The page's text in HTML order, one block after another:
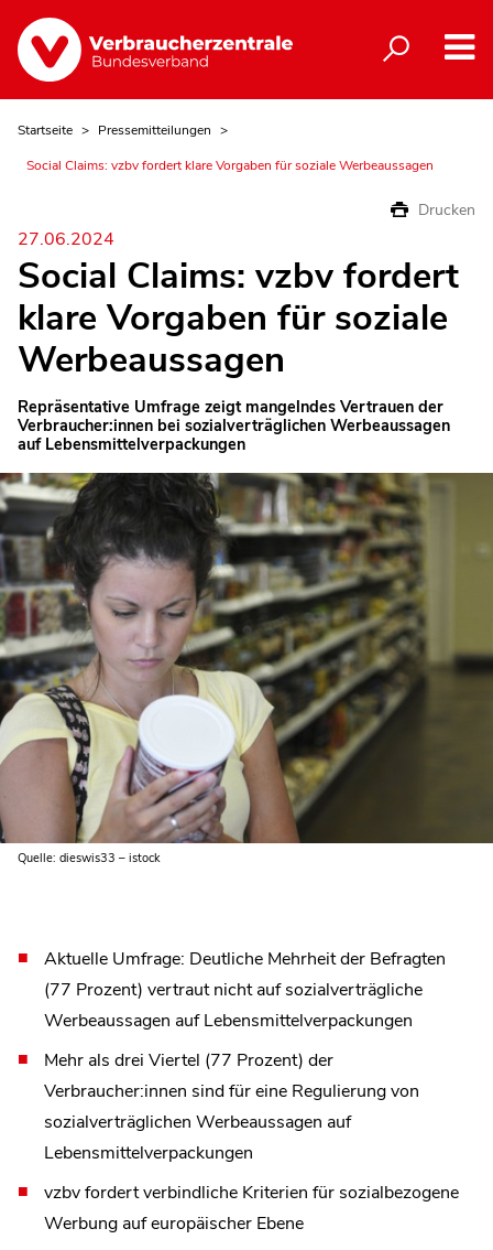
Startseite
Pressemitteilungen
Social Claims: vzbv fordert klare Vorgaben für soziale Werbeaussagen
Drucken
27.06.2024
Social Claims: vzbv fordert
klare Vorgaben für soziale
Werbeaussagen
Repräsentative Umfrage zeigt mangelndes Vertrauen der
Verbraucher:innen bei sozialverträglichen Werbeaussagen
auf Lebensmittelverpackungen
Quelle: dieswis33 – istock
Aktuelle Umfrage: Deutliche Mehrheit der Befragten
(77 Prozent) vertraut nicht auf sozialverträgliche
Werbeaussagen auf Lebensmittelverpackungen
Mehr als drei Viertel (77 Prozent) der
Verbraucher:innen sind für eine Regulierung von
sozialverträglichen Werbeaussagen auf
Lebensmittelverpackungen
vzbv fordert verbindliche Kriterien für sozialbezogene
Werbung auf europäischer Ebene